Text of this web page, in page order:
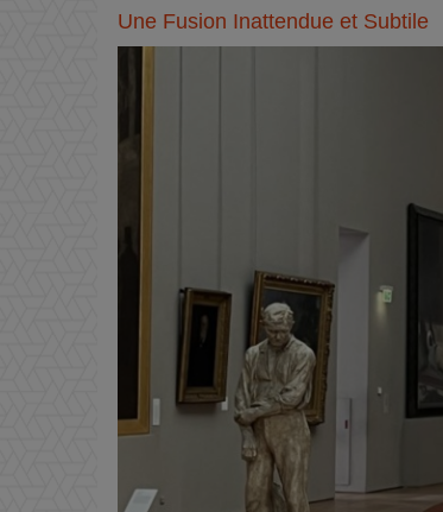
Une Fusion Inattendue et Subtile